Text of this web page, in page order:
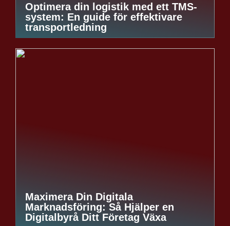
Optimera din logistik med ett TMS-
system: En guide för effektivare
transportledning
Maximera Din Digitala
Marknadsföring: Så Hjälper en
Digitalbyrå Ditt Företag Växa